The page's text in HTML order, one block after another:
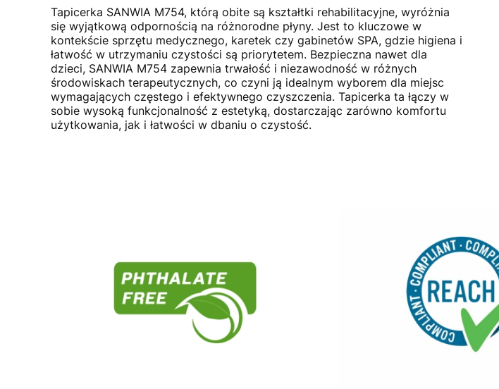
Tapicerka SANWIA M754, którą obite są kształtki rehabilitacyjne, wyróżnia
się wyjątkową odpornością na różnorodne płyny. Jest to kluczowe w
kontekście sprzętu medycznego, karetek czy gabinetów SPA, gdzie higiena i
łatwość w utrzymaniu czystości są priorytetem. Bezpieczna nawet dla
dzieci, SANWIA M754 zapewnia trwałość i niezawodność w różnych
środowiskach terapeutycznych, co czyni ją idealnym wyborem dla miejsc
wymagających częstego i efektywnego czyszczenia. Tapicerka ta łączy w
sobie wysoką funkcjonalność z estetyką, dostarczając zarówno komfortu
użytkowania, jak i łatwości w dbaniu o czystość.